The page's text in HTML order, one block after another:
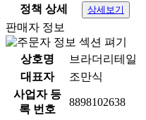
정책 상세
상세보기
판매자 정보
상호명
브라더리테일
대표자
조만식
사업자 등
록 번호
8898102638